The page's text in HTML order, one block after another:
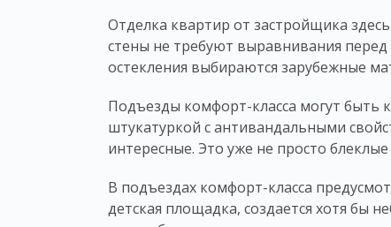
Отделка квартир от застройщика
стены не требуют выравнивания перед
остекления выбираются зарубежные
Подъезды комфорт-класса могут быть
штукатуркой с антивандальными
интересные. Это уже не просто
В подъездах комфорт-класса
детская площадка, создается хотя бы